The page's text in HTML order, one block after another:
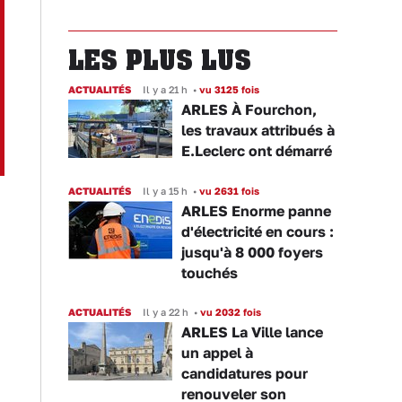
LES PLUS LUS
ACTUALITÉS Il y a 21 h • vu 3125 fois
ARLES À Fourchon,
les travaux attribués à
E.Leclerc ont démarré
ACTUALITÉS Il y a 15 h • vu 2631 fois
ARLES Enorme panne
d'électricité en cours :
jusqu'à 8 000 foyers
touchés
ACTUALITÉS Il y a 22 h • vu 2032 fois
ARLES La Ville lance
un appel à
candidatures pour
renouveler son